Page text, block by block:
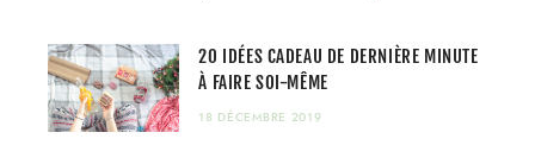
20 IDÉES CADEAU DE DERNIÈRE MINUTE
À FAIRE SOI-MÊME
18 DÉCEMBRE 2019